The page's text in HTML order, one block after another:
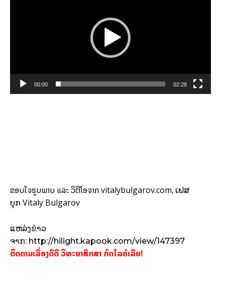
a
00:00 02:28
ຂອບໃຈຮູບພາບ ແລະ ວິດີໂອຈາກ vitalybulgarov.com, ເຟສ
ບຸກ Vitaly Bulgarov
ແຫລ່ງຂ່າວ
ຈາກ: http://hilight.kapook.com/view/147397
ຕິດຕາມເລື່ອງດີດີ ວິທະຍາສຶກສາ ກົດໄລຄ໌ເລີຍ!